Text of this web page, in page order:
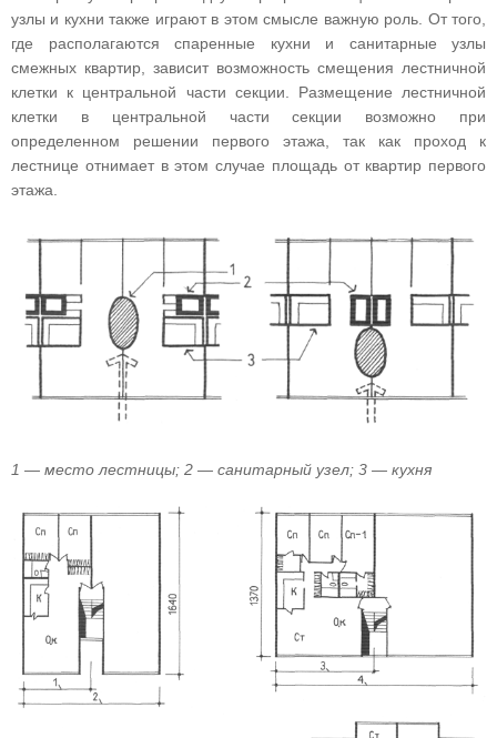
узлы и кухни также играют в этом смысле важную роль. От того,
где располагаются спаренные кухни и санитарные узлы
смежных квартир, зависит возможность смещения лестничной
клетки к центральной части секции. Размещение лестничной
клетки в центральной части секции возможно при
определенном решении первого этажа, так как проход к
лестнице отнимает в этом случае площадь от квартир первого
этажа.
1 — место лестницы; 2 — санитарный узел; 3 — кухня